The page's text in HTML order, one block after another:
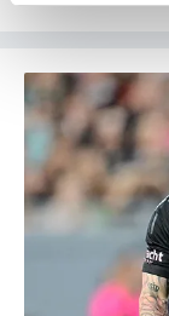
reklamların
Her halükârda,
takdirde,
Sizlere daha iyi
Sitemizde
verileriniz